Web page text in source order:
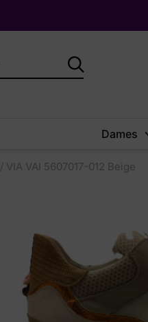
Dames
/ VIA VAI 5607017-012 Beige